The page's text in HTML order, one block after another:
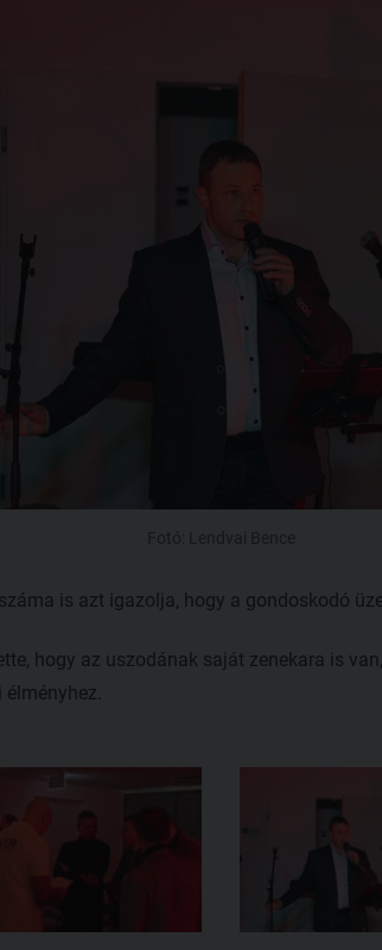
is azt igazolja, hogy a gondoskodó
hogy az uszodának saját zenekara is